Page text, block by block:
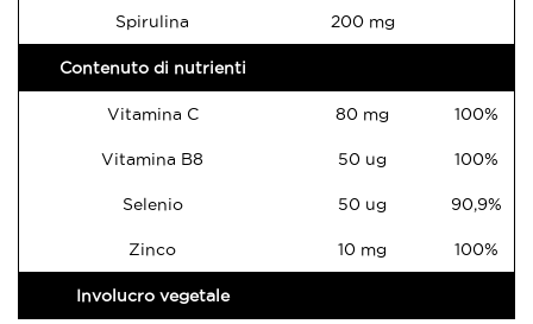
Spirulina 200 mg
Contenuto di nutrienti
Vitamina C 80 mg 100%
Vitamina B8 50 ug 100%
Selenio 50 ug 90,9%
Zinco 10 mg 100%
Involucro vegetale